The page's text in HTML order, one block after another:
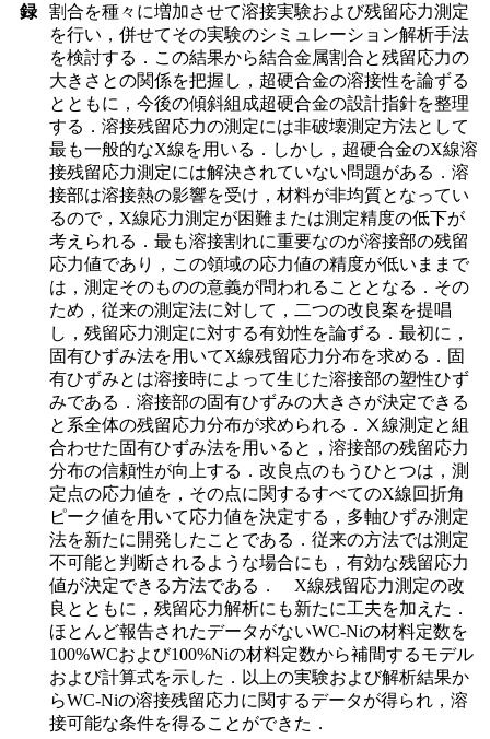
録
割合を種々に増加させて溶接実験および残留応力測定
を行い，併せてその実験のシミュレーション解析手法
を検討する．この結果から結合金属割合と残留応力の
大きさとの関係を把握し，超硬合金の溶接性を論ずる
とともに，今後の傾斜組成超硬合金の設計指針を整理
する．溶接残留応力の測定には非破壊測定方法として
最も一般的なX線を用いる．しかし，超硬合金のX線溶
接残留応力測定には解決されていない問題がある．溶
接部は溶接熱の影響を受け，材料が非均質となってい
るので，X線応力測定が困難または測定精度の低下が
考えられる．最も溶接割れに重要なのが溶接部の残留
応力値であり，この領域の応力値の精度が低いままで
は，測定そのものの意義が問われることとなる．その
ため，従来の測定法に対して，二つの改良案を提唱
し，残留応力測定に対する有効性を論ずる．最初に，
固有ひずみ法を用いてX線残留応力分布を求める．固
有ひずみとは溶接時によって生じた溶接部の塑性ひず
みである．溶接部の固有ひずみの大きさが決定できる
と系全体の残留応力分布が求められる．Ⅹ線測定と組
合わせた固有ひずみ法を用いると，溶接部の残留応力
分布の信頼性が向上する．改良点のもうひとつは，測
定点の応力値を，その点に関するすべてのX線回折角
ピーク値を用いて応力値を決定する，多軸ひずみ測定
法を新たに開発したことである．従来の方法では測定
不可能と判断されるような場合にも，有効な残留応力
値が決定できる方法である． X線残留応力測定の改
良とともに，残留応力解析にも新たに工夫を加えた．
ほとんど報告されたデータがないWC-Niの材料定数を
100%WCおよび100%Niの材料定数から補間するモデル
および計算式を示した．以上の実験および解析結果か
らWC-Niの溶接残留応力に関するデータが得られ，溶
接可能な条件を得ることができた．